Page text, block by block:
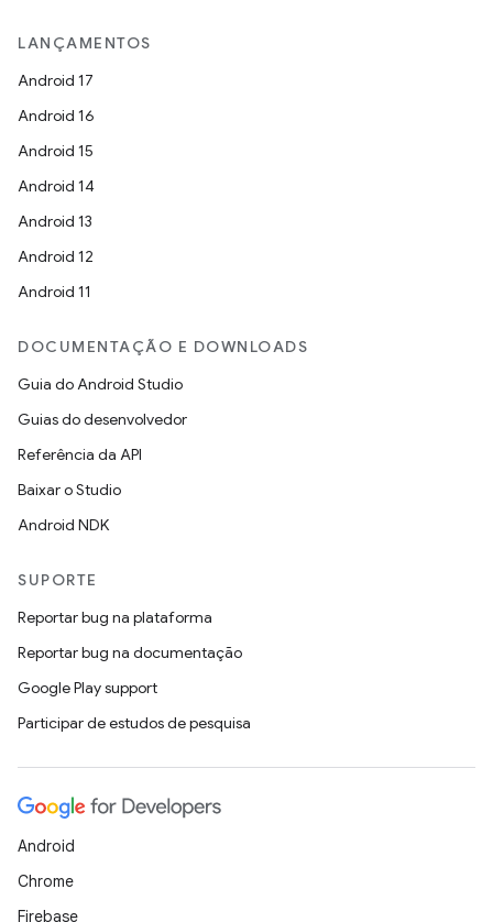
LANÇAMENTOS
Android 17
Android 16
Android 15
Android 14
Android 13
Android 12
Android 11
DOCUMENTAÇÃO E DOWNLOADS
Guia do Android Studio
Guias do desenvolvedor
Referência da API
Baixar o Studio
Android NDK
SUPORTE
Reportar bug na plataforma
Reportar bug na documentação
Google Play support
Participar de estudos de pesquisa
Android
Chrome
Firebase